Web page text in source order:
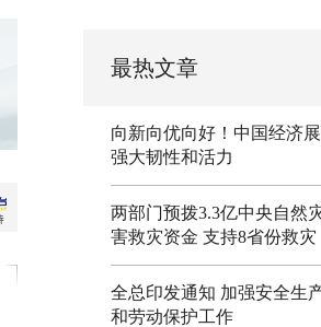
最热文章
向新向优向好！中国经济
强大韧性和活力
两部门预拨3.3亿中央自然
害救灾资金 支持8省份救灾
全总印发通知 加强安全生
和劳动保护工作